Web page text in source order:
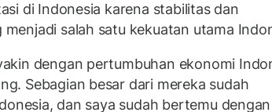
di Indonesia karena stabilitas dan
menjadi salah satu kekuatan utama
dengan pertumbuhan ekonomi
Sebagian besar dari mereka sudah
dan saya sudah bertemu dengan